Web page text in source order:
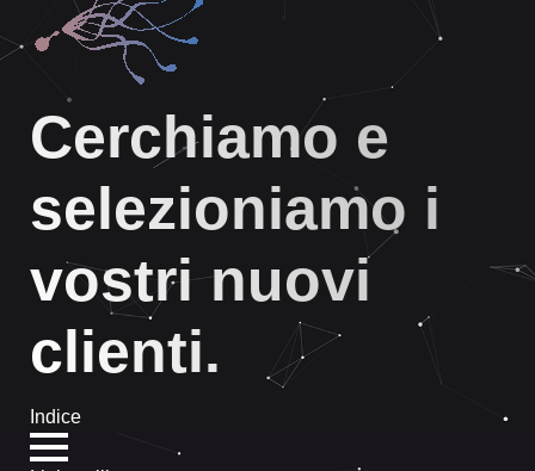
Cerchiamo e
selezioniamo i
vostri nuovi
clienti.
Indice